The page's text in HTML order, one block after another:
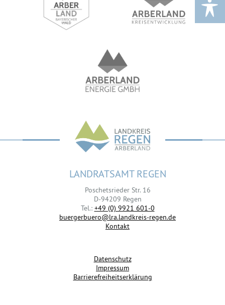
LANDRATSAMT REGEN
Poschetsrieder Str. 16
D-94209 Regen
Tel.: +49 (0) 9921 601-0
buergerbuero@lra.landkreis-regen.de
Kontakt
Datenschutz
Impressum
Barrierefreiheitserklärung